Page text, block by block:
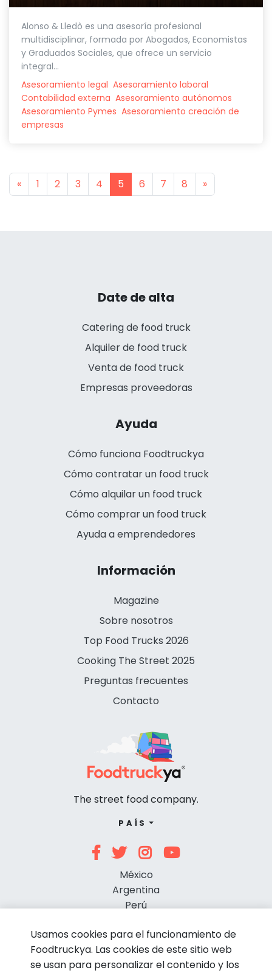
Alonso & Lledò es una asesoría profesional
multidisciplinar, formada por Abogados, Economistas
y Graduados Sociales, que ofrece un servicio
integral...
Asesoramiento legal Asesoramiento laboral
Contabilidad externa Asesoramiento autónomos
Asesoramiento Pymes Asesoramiento creación de
empresas
«Previous
1 2 3 4 5 6 7 8 »Next
Date de alta
Catering de food truck
Alquiler de food truck
Venta de food truck
Empresas proveedoras
Ayuda
Cómo funciona Foodtruckya
Cómo contratar un food truck
Cómo alquilar un food truck
Cómo comprar un food truck
Ayuda a emprendedores
Información
Magazine
Sobre nosotros
Top Food Trucks 2026
Cooking The Street 2025
Preguntas frecuentes
Contacto
The street food company.
PAÍS
México
Argentina
Perú
Usamos cookies para el funcionamiento de
Foodtruckya. Las cookies de este sitio web
se usan para personalizar el contenido y los